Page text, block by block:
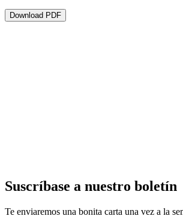
Download PDF
Suscríbase a nuestro boletín
Te enviaremos una bonita carta una vez a la